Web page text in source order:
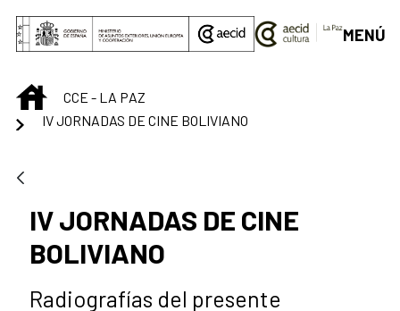
Saltar al contenido principal
MENÚ
INICIOCCE - LA PAZ
IV JORNADAS DE CINE BOLIVIANO
IV JORNADAS DE CINE
BOLIVIANO
Radiografías del presente